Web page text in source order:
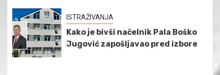
ISTRAŽIVANJA
Kako je bivši načelnik Pala Boško
Jugović zapošljavao pred izbore